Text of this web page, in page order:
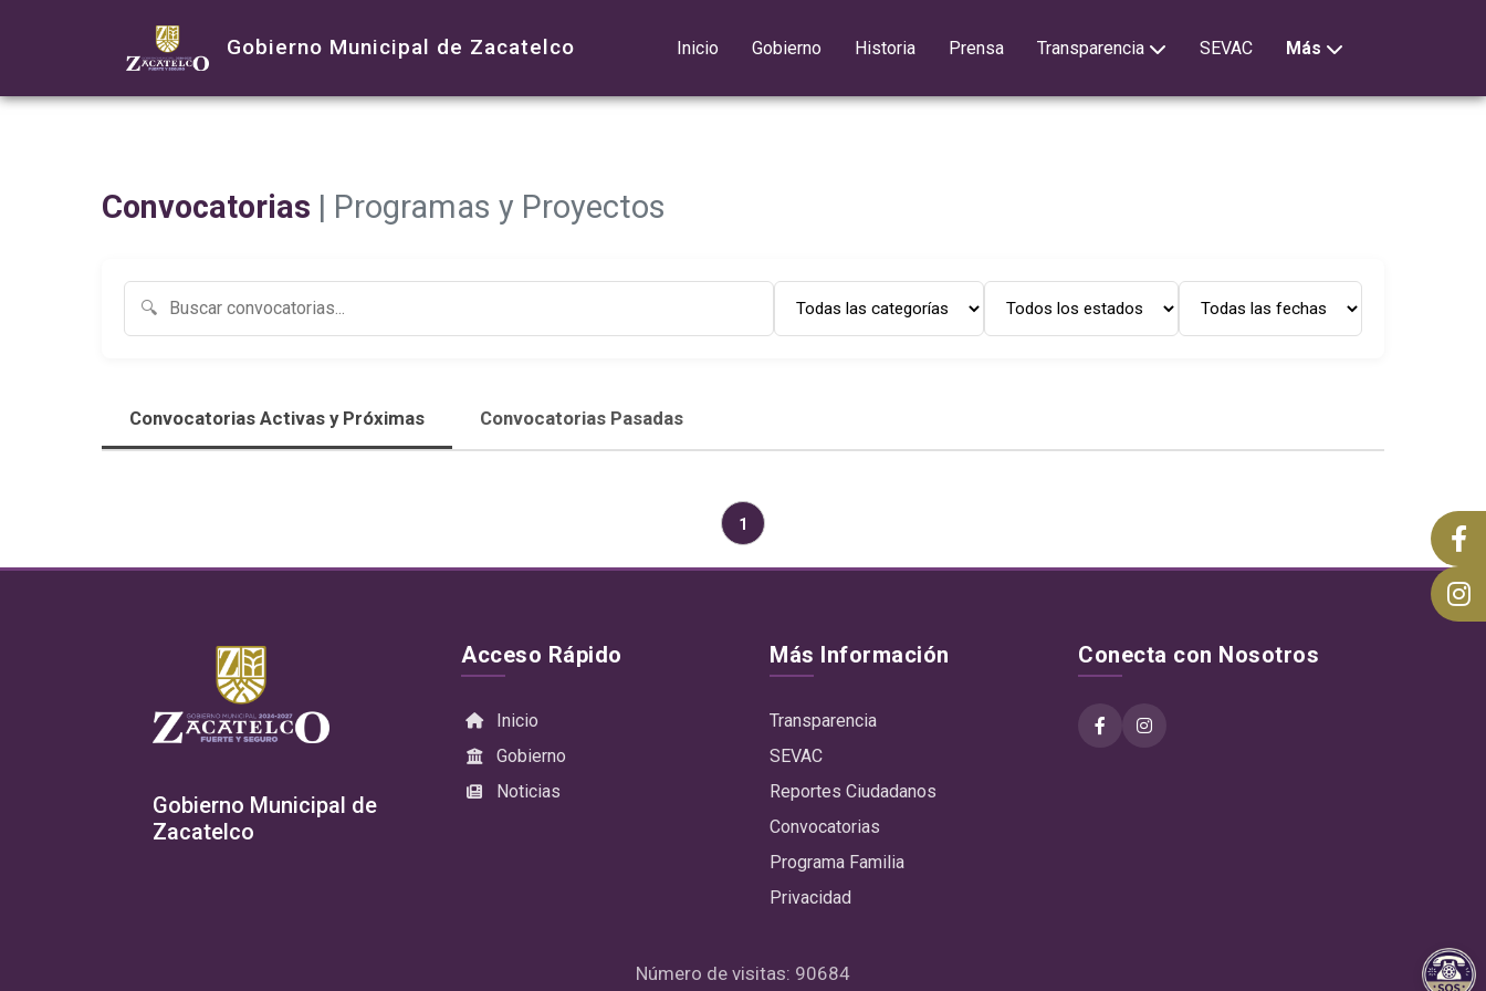
Gobierno Municipal de Zacatelco Inicio Gobierno Historia Prensa Transparencia SEVAC Más
Convocatorias | Programas y Proyectos
Convocatorias Activas y Próximas Convocatorias Pasadas
1
Gobierno Municipal de
Zacatelco
Acceso Rápido
Inicio
Gobierno
Noticias
Más Información
Transparencia
SEVAC
Reportes Ciudadanos
Convocatorias
Programa Familia
Privacidad
Conecta con Nosotros
Número de visitas: 90684